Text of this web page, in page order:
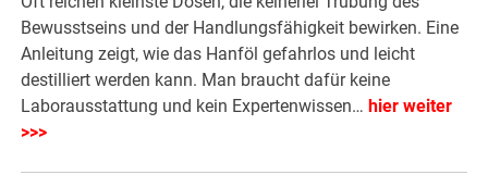
Bewusstseins und der Handlungsfähigkeit bewirken. Eine
Anleitung zeigt, wie das Hanföl gefahrlos und leicht
destilliert werden kann. Man braucht dafür keine
Laborausstattung und kein Expertenwissen… hier weiter
>>>